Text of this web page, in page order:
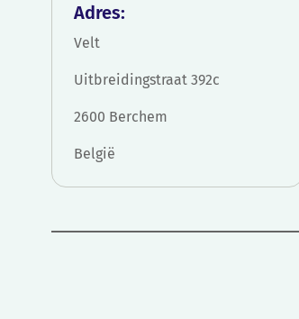
Adres:
Velt
Uitbreidingstraat 392c
2600 Berchem
België